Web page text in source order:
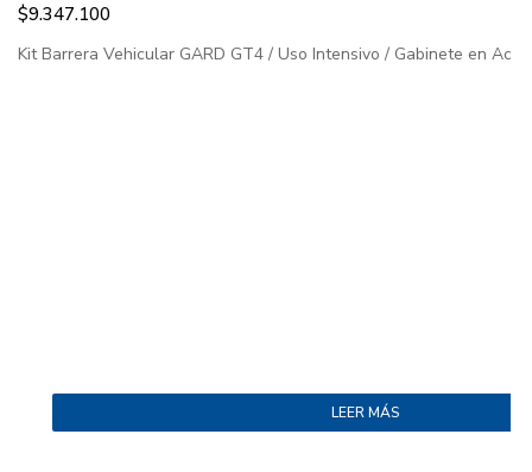
$9.347.100
Kit Barrera Vehicular GARD GT4 / Uso Intensivo / Gabinete en
LEER MÁS